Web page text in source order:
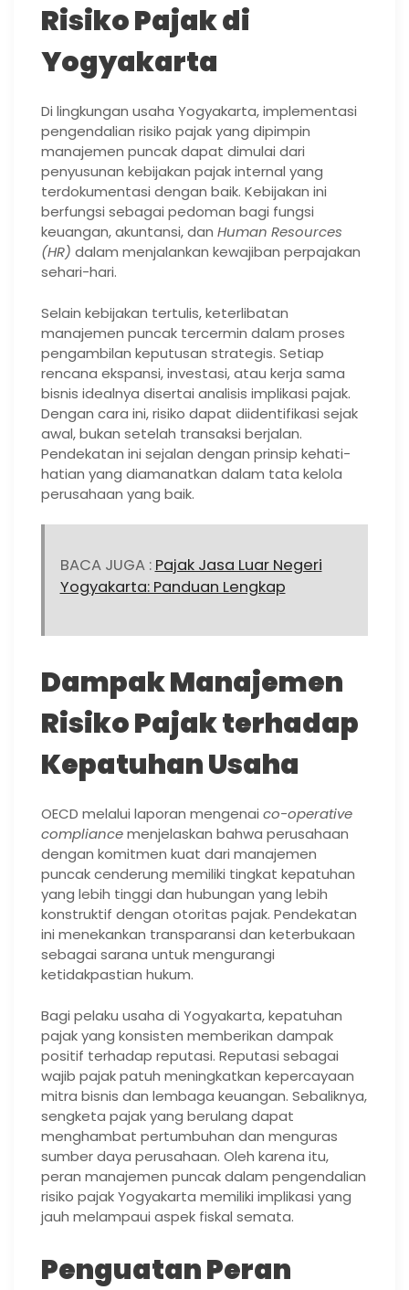
Risiko Pajak di
Yogyakarta
Di lingkungan usaha Yogyakarta, implementasi
pengendalian risiko pajak yang dipimpin
manajemen puncak dapat dimulai dari
penyusunan kebijakan pajak internal yang
terdokumentasi dengan baik. Kebijakan ini
berfungsi sebagai pedoman bagi fungsi
keuangan, akuntansi, dan Human Resources
(HR) dalam menjalankan kewajiban perpajakan
sehari-hari.
Selain kebijakan tertulis, keterlibatan
manajemen puncak tercermin dalam proses
pengambilan keputusan strategis. Setiap
rencana ekspansi, investasi, atau kerja sama
bisnis idealnya disertai analisis implikasi pajak.
Dengan cara ini, risiko dapat diidentifikasi sejak
awal, bukan setelah transaksi berjalan.
Pendekatan ini sejalan dengan prinsip kehati-
hatian yang diamanatkan dalam tata kelola
perusahaan yang baik.
BACA JUGA : Pajak Jasa Luar Negeri
Yogyakarta: Panduan Lengkap
Dampak Manajemen
Risiko Pajak terhadap
Kepatuhan Usaha
OECD melalui laporan mengenai co-operative
compliancemenjelaskan bahwa perusahaan
dengan komitmen kuat dari manajemen
puncak cenderung memiliki tingkat kepatuhan
yang lebih tinggi dan hubungan yang lebih
konstruktif dengan otoritas pajak. Pendekatan
ini menekankan transparansi dan keterbukaan
sebagai sarana untuk mengurangi
ketidakpastian hukum.
Bagi pelaku usaha di Yogyakarta, kepatuhan
pajak yang konsisten memberikan dampak
positif terhadap reputasi. Reputasi sebagai
wajib pajak patuh meningkatkan kepercayaan
mitra bisnis dan lembaga keuangan. Sebaliknya,
sengketa pajak yang berulang dapat
menghambat pertumbuhan dan menguras
sumber daya perusahaan. Oleh karena itu,
peran manajemen puncak dalam pengendalian
risiko pajak Yogyakarta memiliki implikasi yang
jauh melampaui aspek fiskal semata.
Penguatan Peran